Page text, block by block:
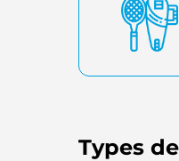
Types